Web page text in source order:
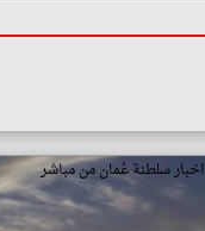
اخبار سلطنة عُمان من مباشر